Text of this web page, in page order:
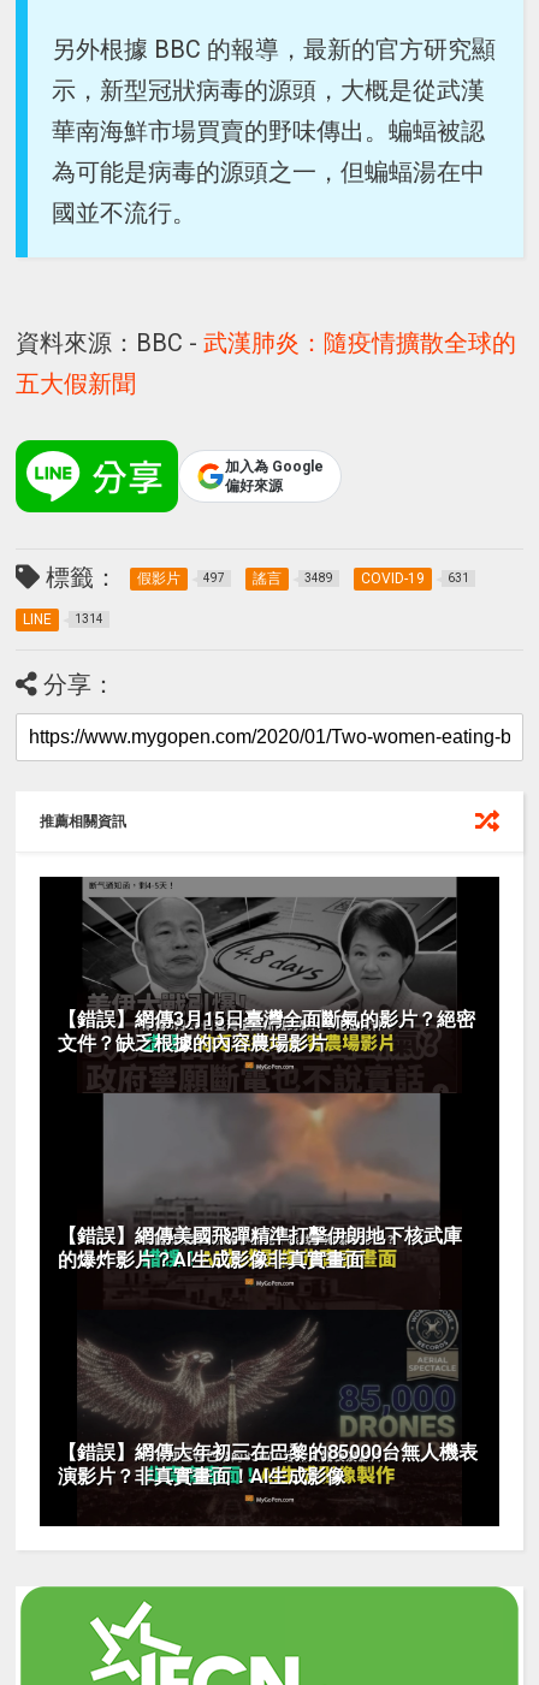
另外根據 BBC 的報導，最新的官方研究顯
示，新型冠狀病毒的源頭，大概是從武漢
華南海鮮市場買賣的野味傳出。蝙蝠被認
為可能是病毒的源頭之一，但蝙蝠湯在中
國並不流行。
資料來源：BBC -武漢肺炎：隨疫情擴散全球的
五大假新聞
加入為 Google
偏好來源
標籤： 假影片 497 謠言 3489 COVID-19 631
LINE 1314
分享：
推薦相關資訊
【錯誤】網傳3月15日臺灣全面斷氣的影片？絕密
文件？缺乏根據的內容農場影片
【錯誤】網傳美國飛彈精準打擊伊朗地下核武庫
的爆炸影片？AI生成影像非真實畫面
【錯誤】網傳大年初三在巴黎的85000台無人機表
演影片？非真實畫面！AI生成影像